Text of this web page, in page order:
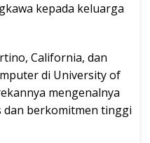
kepada keluarga
California, dan
di University of
mengenalnya
dan berkomitmen tinggi